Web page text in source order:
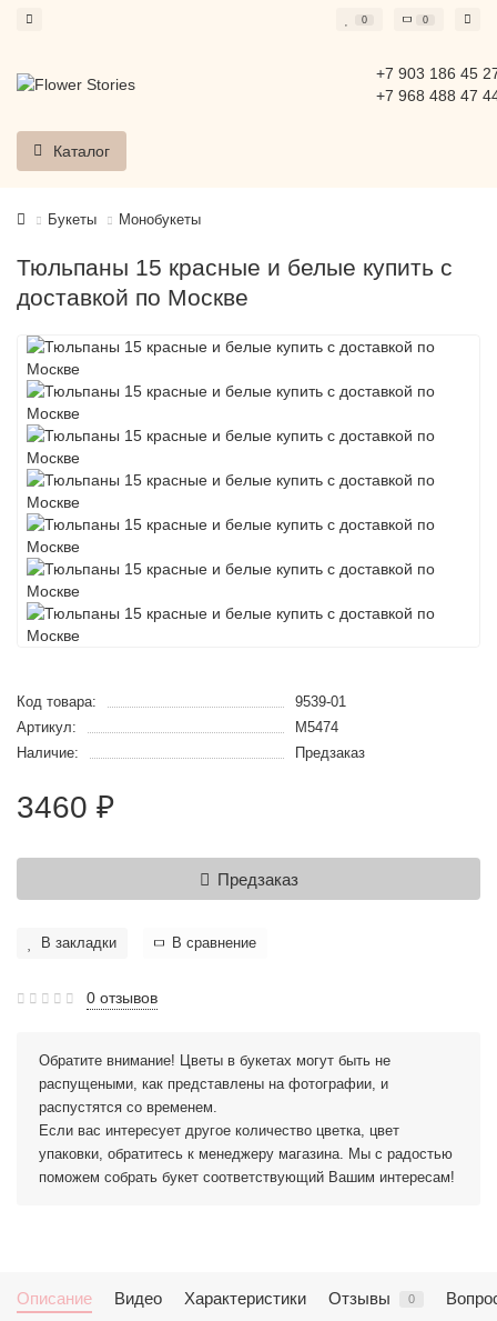
0 0
+7 903 186 45
+7 968 488 47
Каталог
Букеты Монобукеты
Тюльпаны 15 красные и белые купить с
доставкой по Москве
Код товара:
9539-01
Артикул:
M5474
Наличие:
Предзаказ
3460 ₽
Предзаказ
В закладки В сравнение
0 отзывов
Обратите внимание! Цветы в букетах могут быть не
распущеными, как представлены на фотографии, и
распустятся со временем.
Если вас интересует другое количество цветка, цвет
упаковки, обратитесь к менеджеру магазина. Мы с радостью
поможем собрать букет соответствующий Вашим интересам!
Описание Видео Характеристики Отзывы 0